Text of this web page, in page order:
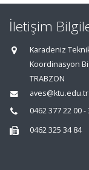
İletişim
Karadeniz
Koordinasyon
TRABZON
aves@ktu.edu.tr
0462 377 22 00 -
0462 325 34 84